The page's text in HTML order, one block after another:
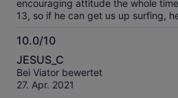
encouraging attitude the whole
13, so if he can get us up surfing,
10.0/10
10.0
von
10
JESUS_C
Bei Viator bewertet
27. Apr. 2021